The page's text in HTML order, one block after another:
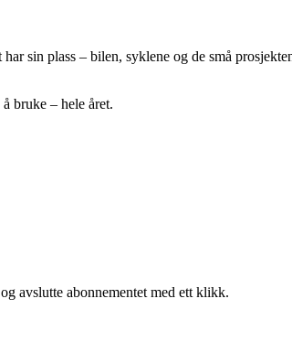
sin plass – bilen, syklene og de små
bruke – hele året.
avslutte abonnementet med ett klikk.